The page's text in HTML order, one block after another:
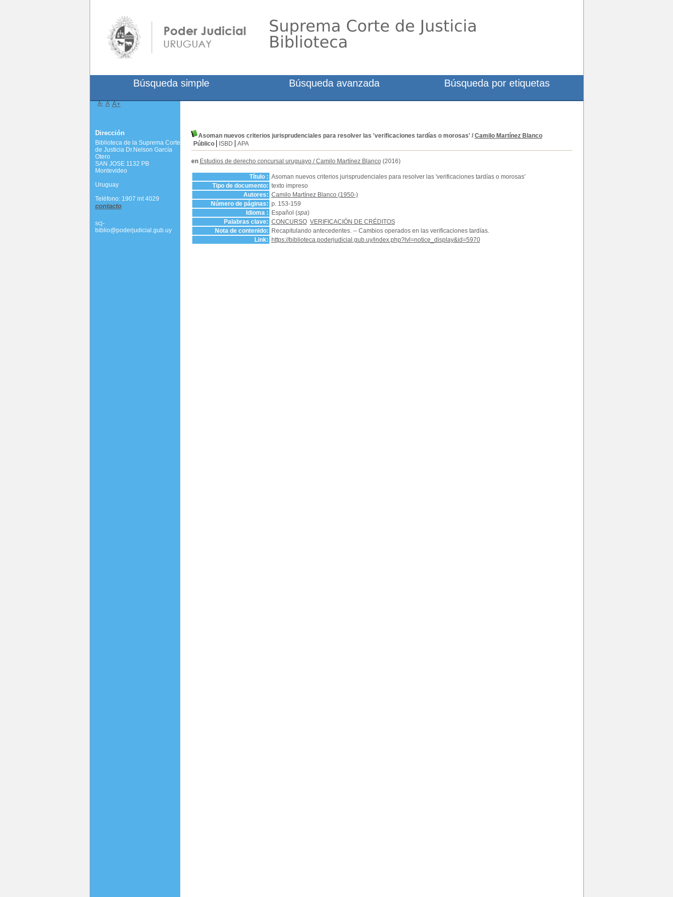
Asoman nuevos criterios jurisprudenciales para resolver las 'verificaciones tardías o morosas'/ Camilo Martínez Blanco
Público
ISBD APA
en Estudios de derecho concursal uruguayo/Camilo Martínez Blanco(2016)
Título : Asoman nuevos criterios jurisprudenciales para resolver las 'verificaciones tardías o morosas'
Tipo de documento: texto impreso
Autores: Camilo Martínez Blanco (1950-)
Número de páginas: p. 153-159
Idioma :
Español (spa)
Palabras clave: CONCURSO VERIFICACIÓN DE CRÉDITOS
Nota de contenido:
Recapitulando antecedentes. -- Cambios operados en las verificaciones tardías.
Link:
https://biblioteca.poderjudicial.gub.uy/index.php?lvl=notice_display&id=5970
Búsqueda simple Búsqueda avanzada Búsqueda por etiquetas
A- A A+
Dirección
Biblioteca de la Suprema Corte
de Justicia Dr.Nelson García
Otero
SAN JOSE 1132 PB
Montevideo
Uruguay
Teléfono: 1907 int 4029
contacto
scj-
biblio@poderjudicial.gub.uy